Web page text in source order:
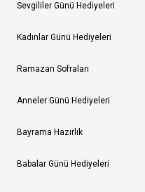
Sevgililer Günü Hediyeleri
Kadınlar Günü Hediyeleri
Ramazan Sofraları
Anneler Günü Hediyeleri
Bayrama Hazırlık
Babalar Günü Hediyeleri